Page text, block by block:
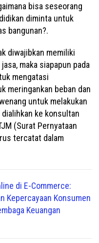
bisa seseorang
diminta untuk
bangunan?.
diwajibkan memiliki
maka siapapun pada
mengatasi
meringankan beban dan
untuk melakukan
ke konsultan
(Surat Pernyataan
tercatat dalam
di E-Commerce:
Kepercayaan Konsumen
Keuangan